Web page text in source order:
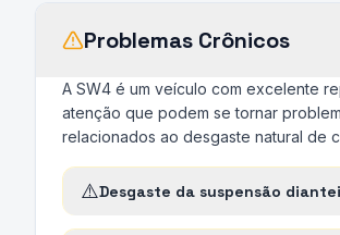
Problemas Crônicos
A SW4 é um veículo com excelente
atenção que podem se tornar
relacionados ao desgaste natural de
⚠️Desgaste da suspensão